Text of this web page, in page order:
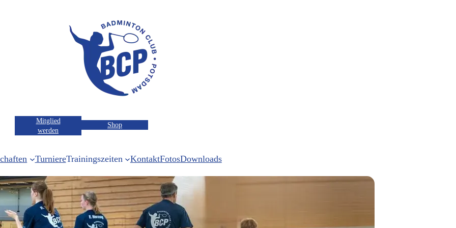
Mitglied
werden
Shop
TurniereTrainingszeiten KontaktFotosDownloads